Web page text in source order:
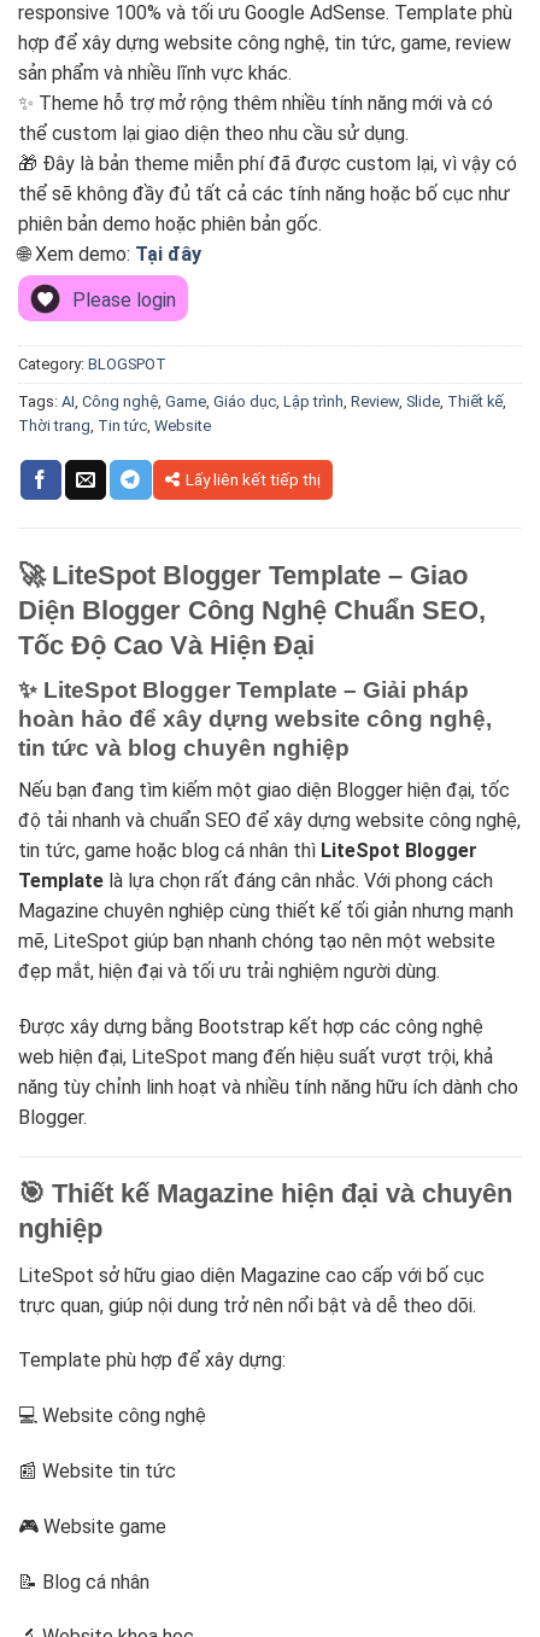
responsive 100% và tối ưu Google AdSense. Template phù
hợp để xây dựng website công nghệ, tin tức, game, review
sản phẩm và nhiều lĩnh vực khác.
✨ Theme hỗ trợ mở rộng thêm nhiều tính năng mới và có
thể custom lại giao diện theo nhu cầu sử dụng.
🎁 Đây là bản theme miễn phí đã được custom lại, vì vậy có
thể sẽ không đầy đủ tất cả các tính năng hoặc bố cục như
phiên bản demo hoặc phiên bản gốc.
🌐 Xem demo: Tại đây
Please login
Category: BLOGSPOT
Tags: AI, Công nghệ, Game, Giáo dục, Lập trình, Review, Slide, Thiết kế,
Thời trang, Tin tức, Website
Lấy liên kết tiếp thị
🚀 LiteSpot Blogger Template – Giao
Diện Blogger Công Nghệ Chuẩn SEO,
Tốc Độ Cao Và Hiện Đại
✨ LiteSpot Blogger Template – Giải pháp
hoàn hảo để xây dựng website công nghệ,
tin tức và blog chuyên nghiệp
Nếu bạn đang tìm kiếm một giao diện Blogger hiện đại, tốc
độ tải nhanh và chuẩn SEO để xây dựng website công nghệ,
tin tức, game hoặc blog cá nhân thì LiteSpot Blogger
Template là lựa chọn rất đáng cân nhắc. Với phong cách
Magazine chuyên nghiệp cùng thiết kế tối giản nhưng mạnh
mẽ, LiteSpot giúp bạn nhanh chóng tạo nên một website
đẹp mắt, hiện đại và tối ưu trải nghiệm người dùng.
Được xây dựng bằng Bootstrap kết hợp các công nghệ
web hiện đại, LiteSpot mang đến hiệu suất vượt trội, khả
năng tùy chỉnh linh hoạt và nhiều tính năng hữu ích dành cho
Blogger.
🎯 Thiết kế Magazine hiện đại và chuyên
nghiệp
LiteSpot sở hữu giao diện Magazine cao cấp với bố cục
trực quan, giúp nội dung trở nên nổi bật và dễ theo dõi.
Template phù hợp để xây dựng:
💻 Website công nghệ
📰 Website tin tức
🎮 Website game
📝 Blog cá nhân